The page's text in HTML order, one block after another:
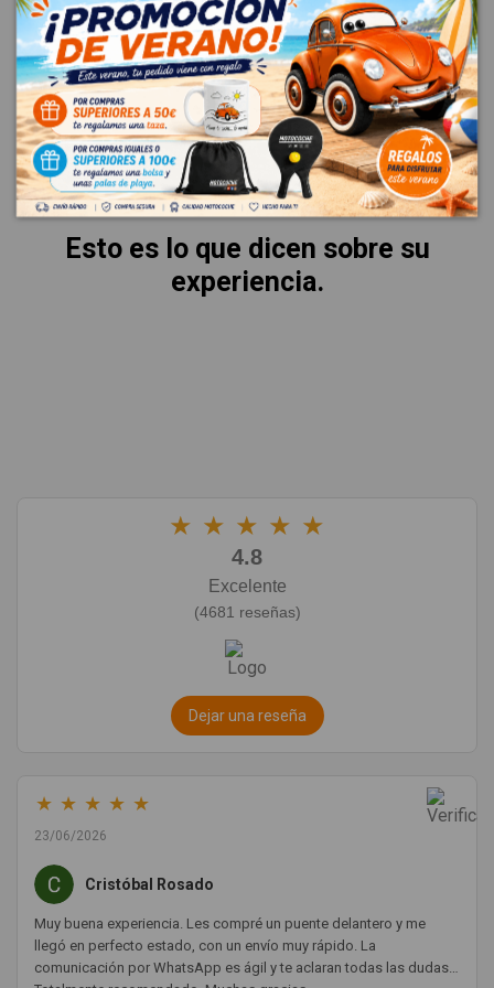
VALORACIONES
La mejor garantía es la voz de
nuestros clientes.
Esto es lo que dicen sobre su
experiencia.
★ ★ ★ ★ ★
4.8
Excelente
(4681 reseñas)
Dejar una reseña
★ ★ ★ ★ ★
23/06/2026
Cristóbal Rosado
Muy buena experiencia. Les compré un puente delantero y me
llegó en perfecto estado, con un envío muy rápido. La
comunicación por WhatsApp es ágil y te aclaran todas las dudas.